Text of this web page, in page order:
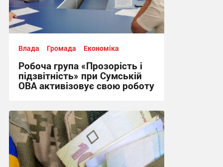
Влада Громада Економіка
Робоча група «Прозорість і
підзвітність» при Сумській
ОВА активізовує свою роботу
09:00, 31.07.2024